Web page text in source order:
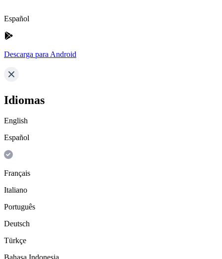
Español
Descarga para Android
Idiomas
English
Español
Français
Italiano
Português
Deutsch
Türkçe